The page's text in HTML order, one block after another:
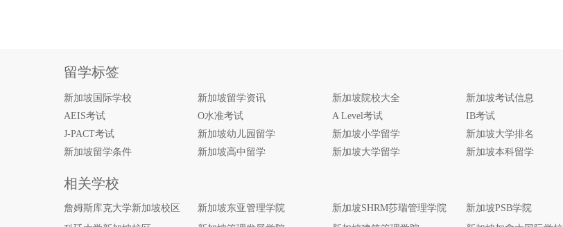
留学标签
新加坡国际学校 新加坡留学资讯 新加坡院校大全 新加坡考试信息
AEIS考试
O水准考试 A Level考试 IB考试
J-PACT考试
新加坡幼儿园留学 新加坡小学留学 新加坡大学排名
新加坡留学条件
新加坡高中留学 新加坡大学留学 新加坡本科留学
相关学校
詹姆斯库克大学新加坡校区 新加坡东亚管理学院 新加坡SHRM莎瑞管理学院 新加坡PSB学院